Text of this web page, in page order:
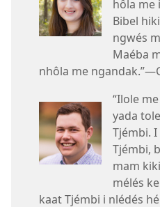
hôla me
Bibel
ngwés
Maéba
nhôla me
“Ilole
yada
Tjémbi.
Tjémbi,
mam
mélés
kaat Tjémbi i nlédés